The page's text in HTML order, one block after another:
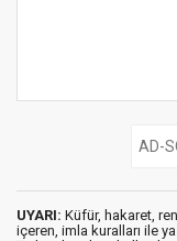
UYARI: Küfür, hakaret,
içeren, imla kuralları ile